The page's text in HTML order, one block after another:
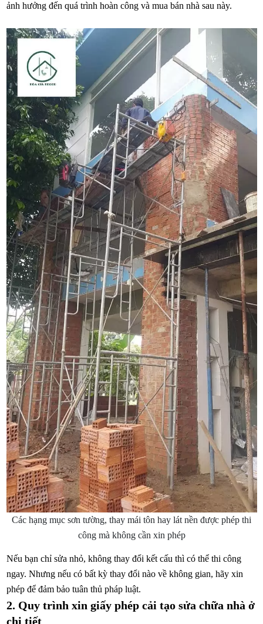
ảnh hưởng đến quá trình hoàn công và mua bán nhà sau này.
Các hạng mục sơn tường, thay mái tôn hay lát nền được phép thi
công mà không cần xin phép
Nếu bạn chỉ sửa nhỏ, không thay đổi kết cấu thì có thể thi công
ngay. Nhưng nếu có bất kỳ thay đổi nào về không gian, hãy xin
phép để đảm bảo tuân thủ pháp luật.
2. Quy trình xin giấy phép cải tạo sửa chữa nhà ở
chi tiết